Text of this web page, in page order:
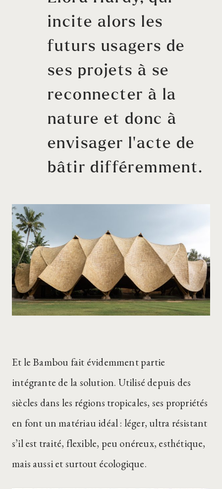
incite alors les
futurs usagers de
ses projets à se
reconnecter à la
nature et donc à
envisager l’acte de
bâtir différemment.
Et le Bambou fait évidemment partie
intégrante de la solution. Utilisé depuis des
siècles dans les régions tropicales, ses propriétés
en font un matériau idéal : léger, ultra résistant
s’il est traité, flexible, peu onéreux, esthétique,
mais aussi et surtout écologique.